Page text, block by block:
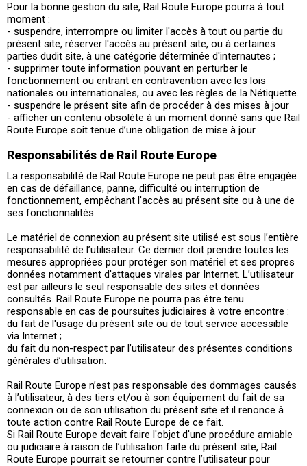
Pour la bonne gestion du site, Rail Route Europe pourra à tout
moment :
- suspendre, interrompre ou limiter l'accès à tout ou partie du
présent site, réserver l'accès au présent site, ou à certaines
parties dudit site, à une catégorie déterminée d'internautes ;
- supprimer toute information pouvant en perturber le
fonctionnement ou entrant en contravention avec les lois
nationales ou internationales, ou avec les règles de la Nétiquette.
- suspendre le présent site afin de procéder à des mises à jour
- afficher un contenu obsolète à un moment donné sans que Rail
Route Europe soit tenue d’une obligation de mise à jour.
Responsabilités de Rail Route Europe
La responsabilité de Rail Route Europe ne peut pas être engagée
en cas de défaillance, panne, difficulté ou interruption de
fonctionnement, empêchant l'accès au présent site ou à une de
ses fonctionnalités.
Le matériel de connexion au présent site utilisé est sous l’entière
responsabilité de l’utilisateur. Ce dernier doit prendre toutes les
mesures appropriées pour protéger son matériel et ses propres
données notamment d'attaques virales par Internet. L’utilisateur
est par ailleurs le seul responsable des sites et données
consultés. Rail Route Europe ne pourra pas être tenu
responsable en cas de poursuites judiciaires à votre encontre :
du fait de l'usage du présent site ou de tout service accessible
via Internet ;
du fait du non-respect par l’utilisateur des présentes conditions
générales d’utilisation.
Rail Route Europe n’est pas responsable des dommages causés
à l’utilisateur, à des tiers et/ou à son équipement du fait de sa
connexion ou de son utilisation du présent site et il renonce à
toute action contre Rail Route Europe de ce fait.
Si Rail Route Europe devait faire l'objet d'une procédure amiable
ou judiciaire à raison de l’utilisation faite du présent site, Rail
Route Europe pourrait se retourner contre l’utilisateur pour